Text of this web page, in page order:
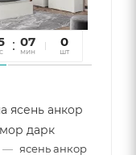
07
мин
55
сек
0
шт
ясень анкор
дарк
— ясень анкор